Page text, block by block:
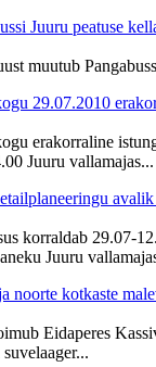
Juuru peatuse
muutub
29.07.2010
erakorraline
Juuru vallamajas...
korraldab 29.07-
Juuru
noorte kotkaste
Eidaperes